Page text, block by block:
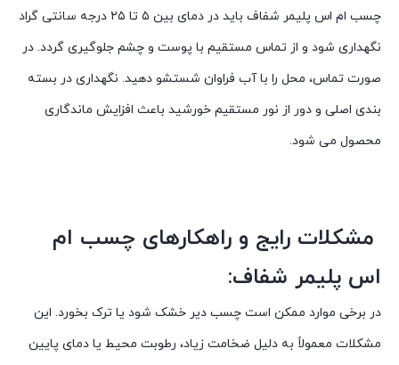
چسب ام اس پلیمر شفاف باید در دمای بین ۵ تا ۲۵ درجه سانتی گراد
نگهداری شود و از تماس مستقیم با پوست و چشم جلوگیری گردد. در
صورت تماس، محل را با آب فراوان شستشو دهید. نگهداری در بسته
بندی اصلی و دور از نور مستقیم خورشید باعث افزایش ماندگاری
محصول می شود.
مشکلات رایج و راهکارهای چسب ام
اس پلیمر شفاف:
در برخی موارد ممکن است چسب دیر خشک شود یا ترک بخورد. این
مشکلات معمولاً به دلیل ضخامت زیاد، رطوبت محیط یا دمای پایین